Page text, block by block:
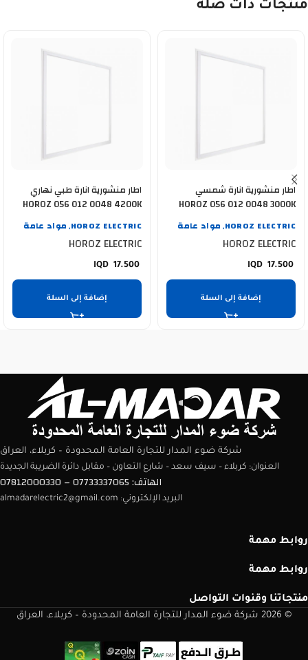
منتجات ذات صلة
اطار منشورية انارة شمسي
HOROZ 056 012 0048 3000K
HOROZ ELECTRIC
, مواد عامة
HOROZ ELECTRIC
17.500
إضافة إلى السلة
اطار منشورية انارة طبي نهاري
HOROZ 056 012 0048 4200K
HOROZ ELECTRIC
, مواد عامة
HOROZ ELECTRIC
17.500
إضافة إلى السلة
شركة ضوء المدار للتجارة العامة المحدودة – كربلاء، العراق
العنوان: كربلاء – سيف سعد – شارع التعاون – مقابل دائرة الضريبة الجديدة
الهاتف: 07733337065 – 07812000330
البريد الإلكتروني: almadarelectric2@gmail.com
روابط مهمة
روابط مهمة
منتجاتنا وقنوات التواصل
© 2026 شركة ضوء المدار للتجارة العامة المحدودة – كربلاء، العراق